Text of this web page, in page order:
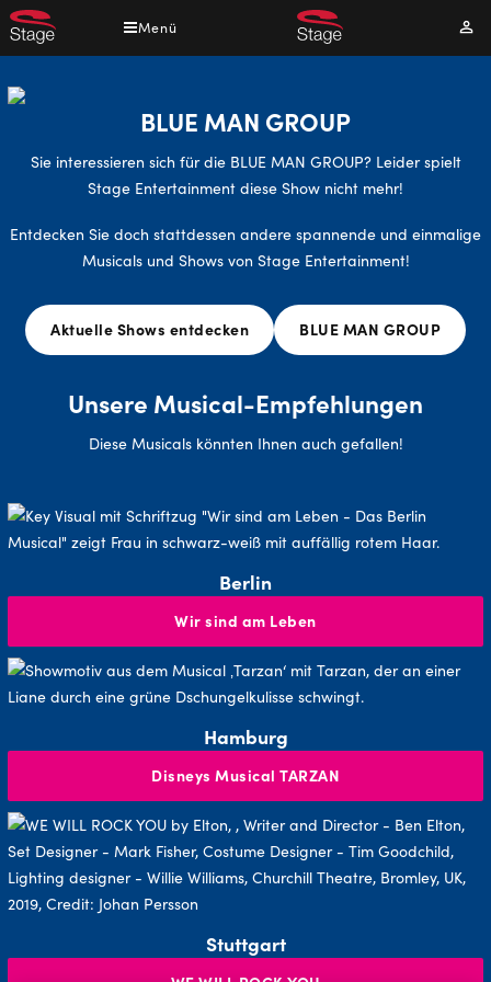
Direkt
zum
Menü
BLUE MAN GROUP
Sie interessieren sich für die BLUE MAN GROUP? Leider spielt
Stage Entertainment diese Show nicht mehr!
Entdecken Sie doch stattdessen andere spannende und einmalige
Musicals und Shows von Stage Entertainment!
Aktuelle Shows entdecken BLUE MAN GROUP
Unsere Musical-Empfehlungen
Diese Musicals könnten Ihnen auch gefallen!
Berlin
Wir sind am Leben
Hamburg
Disneys Musical TARZAN
Stuttgart